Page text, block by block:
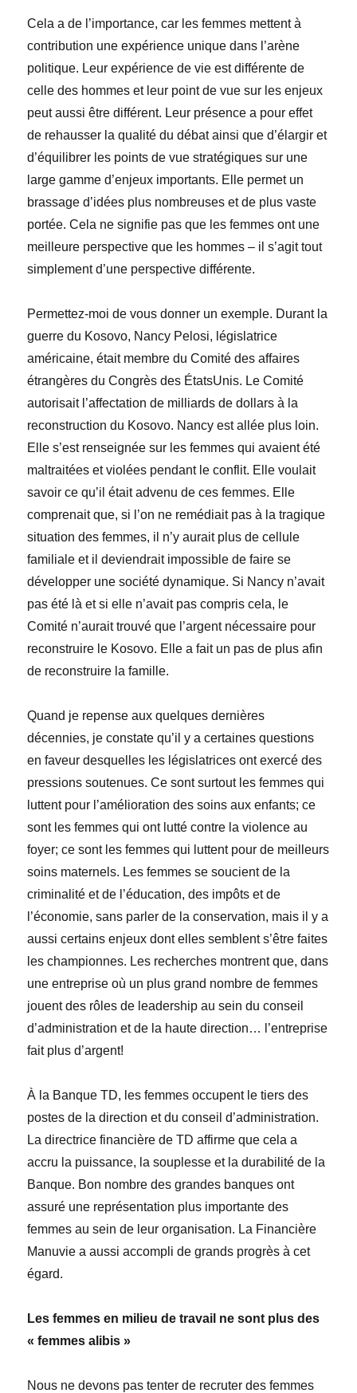
Cela a de l’importance, car les femmes mettent à
contribution une expérience unique dans l’arène
politique. Leur expérience de vie est différente de
celle des hommes et leur point de vue sur les enjeux
peut aussi être différent. Leur présence a pour effet
de rehausser la qualité du débat ainsi que d’élargir et
d’équilibrer les points de vue stratégiques sur une
large gamme d’enjeux importants. Elle permet un
brassage d’idées plus nombreuses et de plus vaste
portée. Cela ne signifie pas que les femmes ont une
meilleure perspective que les hommes – il s’agit tout
simplement d’une perspective différente.
Permettez-moi de vous donner un exemple. Durant la
guerre du Kosovo, Nancy Pelosi, législatrice
américaine, était membre du Comité des affaires
étrangères du Congrès des ÉtatsUnis. Le Comité
autorisait l’affectation de milliards de dollars à la
reconstruction du Kosovo. Nancy est allée plus loin.
Elle s’est renseignée sur les femmes qui avaient été
maltraitées et violées pendant le conflit. Elle voulait
savoir ce qu’il était advenu de ces femmes. Elle
comprenait que, si l’on ne remédiait pas à la tragique
situation des femmes, il n’y aurait plus de cellule
familiale et il deviendrait impossible de faire se
développer une société dynamique. Si Nancy n’avait
pas été là et si elle n’avait pas compris cela, le
Comité n’aurait trouvé que l’argent nécessaire pour
reconstruire le Kosovo. Elle a fait un pas de plus afin
de reconstruire la famille.
Quand je repense aux quelques dernières
décennies, je constate qu’il y a certaines questions
en faveur desquelles les législatrices ont exercé des
pressions soutenues. Ce sont surtout les femmes qui
luttent pour l’amélioration des soins aux enfants; ce
sont les femmes qui ont lutté contre la violence au
foyer; ce sont les femmes qui luttent pour de meilleurs
soins maternels. Les femmes se soucient de la
criminalité et de l’éducation, des impôts et de
l’économie, sans parler de la conservation, mais il y a
aussi certains enjeux dont elles semblent s’être faites
les championnes. Les recherches montrent que, dans
une entreprise où un plus grand nombre de femmes
jouent des rôles de leadership au sein du conseil
d’administration et de la haute direction… l’entreprise
fait plus d’argent!
À la Banque TD, les femmes occupent le tiers des
postes de la direction et du conseil d’administration.
La directrice financière de TD affirme que cela a
accru la puissance, la souplesse et la durabilité de la
Banque. Bon nombre des grandes banques ont
assuré une représentation plus importante des
femmes au sein de leur organisation. La Financière
Manuvie a aussi accompli de grands progrès à cet
égard.
Les femmes en milieu de travail ne sont plus des
« femmes alibis »
Nous ne devons pas tenter de recruter des femmes